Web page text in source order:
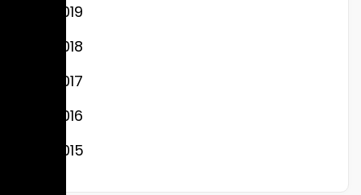
2019
2018
2017
2016
2015